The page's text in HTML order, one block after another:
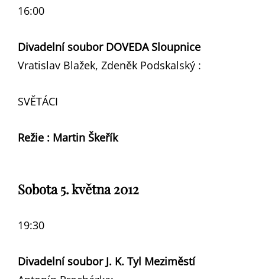
16:00
Divadelní soubor DOVEDA Sloupnice
Vratislav Blažek, Zdeněk Podskalský :
SVĚTÁCI
Režie : Martin Škeřík
Sobota 5. května 2012
19:30
Divadelní soubor J. K. Tyl Meziměstí